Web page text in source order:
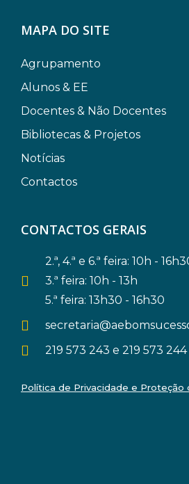
MAPA DO SITE
Agrupamento
Alunos & EE
Docentes & Não Docentes
Bibliotecas & Projetos
Notícias
Contactos
CONTACTOS GERAIS
2.ª, 4.ª e 6.ª feira: 10h -
3.ª feira: 10h - 13h
5.ª feira: 13h30 - 16h30
219 573 243 e 219 573 244
Política de Privacidade e Proteção